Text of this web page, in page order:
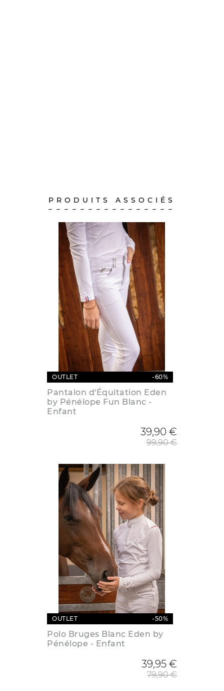
PRODUITS ASSOCIÉS
OUTLET -60%
Pantalon d'Équitation Eden
by Pénélope Fun Blanc -
Enfant
39,90 €
99,90 €
OUTLET -50%
Polo Bruges Blanc Eden by
Pénélope - Enfant
39,95 €
79,90 €